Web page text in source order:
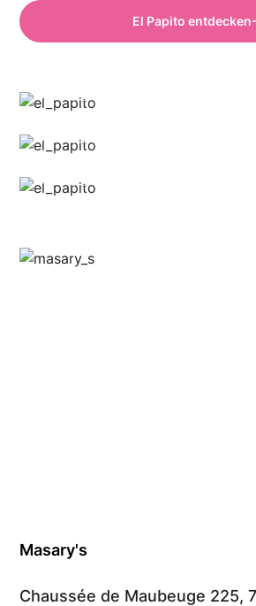
El Papito entdecken
Anthony @food_is_my_bestff
Anthony @food_is_my_bestff
Anthony @food_is_my_bestff
Masary's
Chaussée de Maubeuge 225,